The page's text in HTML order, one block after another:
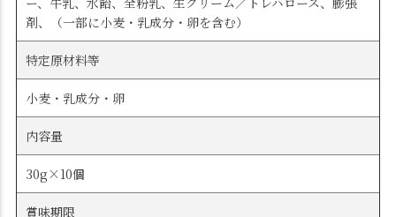
剤、（一部に小麦・乳成分・卵を含む）
特定原材料等
小麦・乳成分・卵
内容量
30g×10個
賞味期限